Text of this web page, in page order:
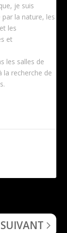
je suis
la nature, les
les
et
les salles de
la recherche de
SUIVANT